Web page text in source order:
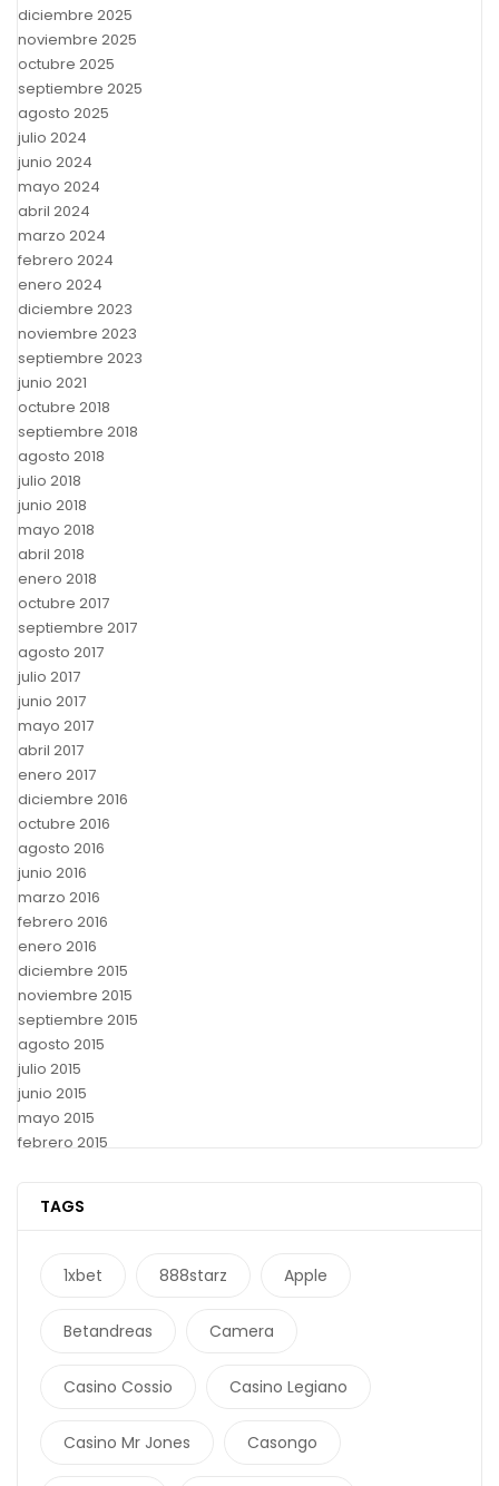
diciembre 2025
noviembre 2025
octubre 2025
septiembre 2025
agosto 2025
julio 2024
junio 2024
mayo 2024
abril 2024
marzo 2024
febrero 2024
enero 2024
diciembre 2023
noviembre 2023
septiembre 2023
junio 2021
octubre 2018
septiembre 2018
agosto 2018
julio 2018
junio 2018
mayo 2018
abril 2018
enero 2018
octubre 2017
septiembre 2017
agosto 2017
julio 2017
junio 2017
mayo 2017
abril 2017
enero 2017
diciembre 2016
octubre 2016
agosto 2016
junio 2016
marzo 2016
febrero 2016
enero 2016
diciembre 2015
noviembre 2015
septiembre 2015
agosto 2015
julio 2015
junio 2015
mayo 2015
febrero 2015
TAGS
1xbet 888starz Apple
Betandreas Camera
Casino Cossio Casino Legiano
Casino Mr Jones Casongo